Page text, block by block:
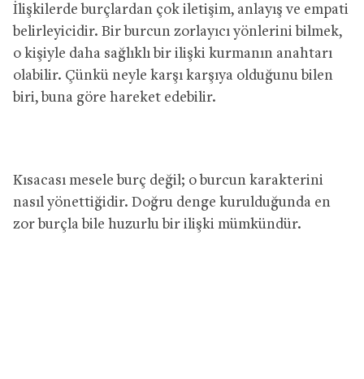
İlişkilerde burçlardan çok iletişim, anlayış ve empati
belirleyicidir. Bir burcun zorlayıcı yönlerini bilmek,
o kişiyle daha sağlıklı bir ilişki kurmanın anahtarı
olabilir. Çünkü neyle karşı karşıya olduğunu bilen
biri, buna göre hareket edebilir.
Kısacası mesele burç değil; o burcun karakterini
nasıl yönettiğidir. Doğru denge kurulduğunda en
zor burçla bile huzurlu bir ilişki mümkündür.